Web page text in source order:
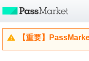
【重要】